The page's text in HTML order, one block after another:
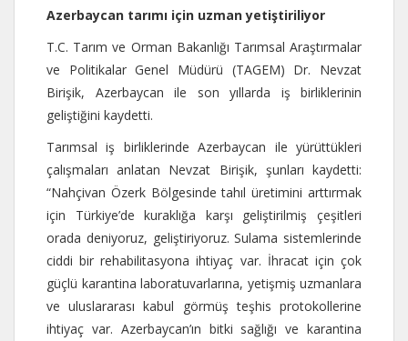
Azerbaycan tarımı için uzman yetiştiriliyor
T.C. Tarım ve Orman Bakanlığı Tarımsal Araştırmalar
ve Politikalar Genel Müdürü (TAGEM) Dr. Nevzat
Birişik, Azerbaycan ile son yıllarda iş birliklerinin
geliştiğini kaydetti.
Tarımsal iş birliklerinde Azerbaycan ile yürüttükleri
çalışmaları anlatan Nevzat Birişik, şunları kaydetti:
“Nahçivan Özerk Bölgesinde tahıl üretimini arttırmak
için Türkiye’de kuraklığa karşı geliştirilmiş çeşitleri
orada deniyoruz, geliştiriyoruz. Sulama sistemlerinde
ciddi bir rehabilitasyona ihtiyaç var. İhracat için çok
güçlü karantina laboratuvarlarına, yetişmiş uzmanlara
ve uluslararası kabul görmüş teşhis protokollerine
ihtiyaç var. Azerbaycan’ın bitki sağlığı ve karantina